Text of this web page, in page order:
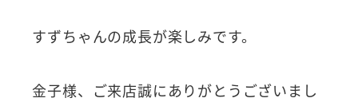
すずちゃんの成長が楽しみです。
金子様、ご来店誠にありがとうございまし